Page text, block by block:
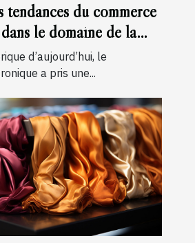
tendances du commerce
le domaine de la
d’aujourd’hui, le
a pris une...